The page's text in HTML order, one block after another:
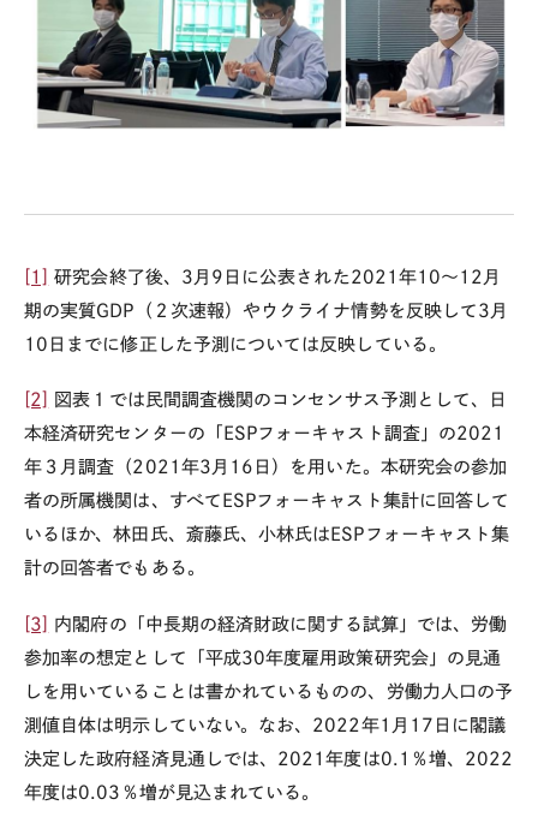
[1] 研究会終了後、 3 月 9 日に公表された 2021 年10～ 12 月
期の実質GDP （２次速報）やウクライナ情勢を反映して 3 月
10 日までに修正した予測については反映している。
[2]
図表１では民間調査機関のコンセンサス予測として、日
本経済研究センターの「 ESPフォーキャスト調査」の2021
年３月調査（ 2021 年3 月 16 日）を用いた。本研究会の参加
者の所属機関は、すべて ESPフォーキャスト集計に回答して
いるほか、林田氏、斎藤氏、小林氏は ESP フォーキャスト集
計の回答者でもある。
[3]
内閣府の「中長期の経済財政に関する試算」では、労働
参加率の想定として「平成30年度雇用政策研究会」の見通
しを用いていることは書かれているものの、労働力人口の予
測値自体は明示していない。なお、 2022 年1 月 17 日に閣議
決定した政府経済見通しでは、 2021年度は0.1 ％増、 2022
年度は0.03 ％増が見込まれている。